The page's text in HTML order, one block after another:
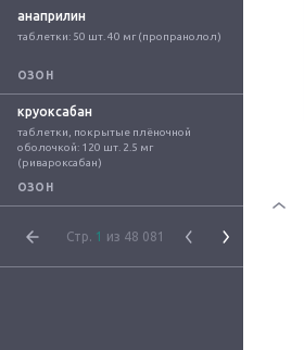
анаприлин
таблетки: 50 шт. 40 мг (пропранолол)
ОЗОН
круоксабан
таблетки, покрытые плёночной
оболочкой: 120 шт. 2.5 мг
(ривароксабан)
ОЗОН
Стр. 1 из 48 081